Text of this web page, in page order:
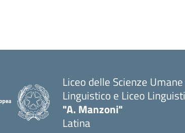
Liceo delle Scienze
Linguistico e Liceo
"A. Manzoni"
Latina